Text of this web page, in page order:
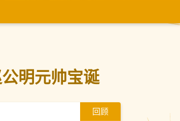
明元帅宝诞
回顾